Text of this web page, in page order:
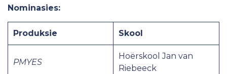
Nominasies:
Produksie Skool
PMYES
Hoërskool Jan van
Riebeeck